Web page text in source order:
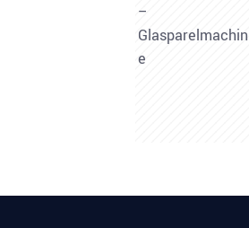
–
Glasparelmachin
e